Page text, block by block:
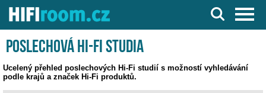
Server o Hi-Fi a AV technice
Poslechová Hi-Fi studia
Ucelený přehled poslechových Hi-Fi studií s možností vyhledávání
podle krajů a značek Hi-Fi produktů.